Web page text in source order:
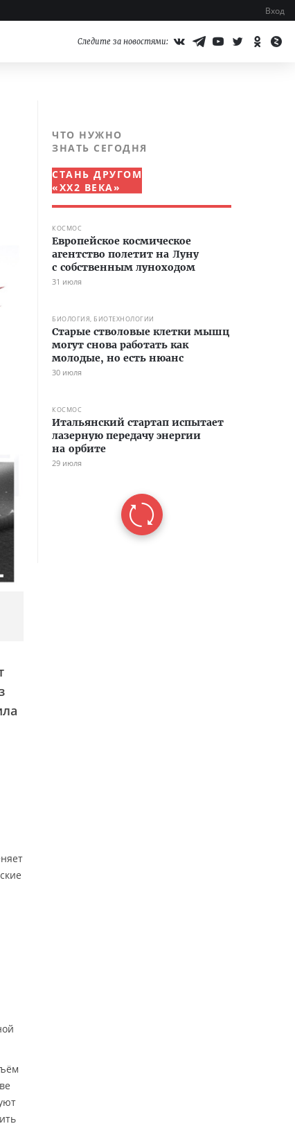
Вход
Следите за новостями:
ЧТО НУЖНО
ЗНАТЬ СЕГОДНЯ
СТАНЬ ДРУГОМ
«XX2 ВЕКА»
КОСМОС
Европейское космическое
агентство полетит на Луну
с собственным луноходом
31 июля
БИОЛОГИЯ, БИОТЕХНОЛОГИИ
Старые стволовые клетки мышц
могут снова работать как
молодые, но есть нюанс
30 июля
КОСМОС
Итальянский стартап испытает
лазерную передачу энергии
на орбите
29 июля